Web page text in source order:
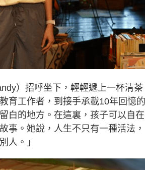
）招呼坐下，輕輕遞上一杯清
育工作者，到接手承載10年回憶
白的地方。在這裏，孩子可以自
事。她說，人生不只有一種活法
人。」